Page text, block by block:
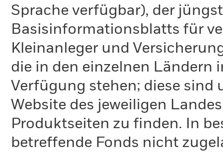
Sprache verfügbar), der
Basisinformationsblatts für
Kleinanleger und
die in den einzelnen Ländern
Verfügung stehen; diese sind
Website des jeweiligen
Produktseiten zu finden. In
betreffende Fonds nicht